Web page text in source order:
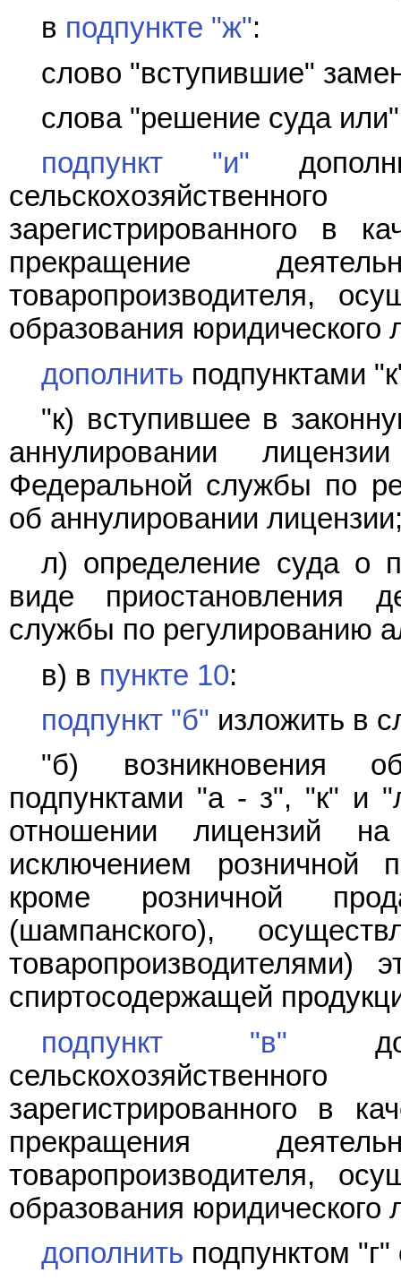
в подпункте "ж":
слово "вступившие"
слова "решение суда
подпункт "и"
зарегистрированного в
прекращение
товаропроизводителя,
образования юридического
дополнить подпунктами
"к) вступившее в
аннулировании
Федеральной службы по
об аннулировании
л) определение суда о
виде приостановления
службы по регулированию
в) в пункте 10:
подпункт "б" изложить в
"б) возникновения
подпунктами "а - з", "к" и
отношении лицензий
исключением розничной
кроме розничной
(шампанского),
товаропроизводителями)
спиртосодержащей
подпункт "в"
зарегистрированного в
прекращения
товаропроизводителя,
образования юридического
дополнить подпунктом